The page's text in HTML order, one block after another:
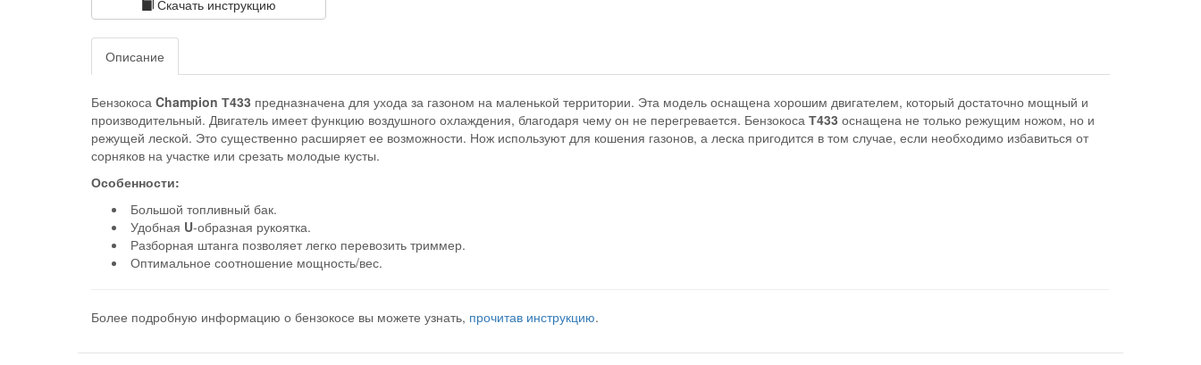
Скачать инструкцию
Описание
Бензокоса Champion Т433 предназначена для ухода за газоном на маленькой территории. Эта модель оснащена хорошим двигателем, который достаточно мощный и
производительный. Двигатель имеет функцию воздушного охлаждения, благодаря чему он не перегревается. Бензокоса Т433 оснащена не только режущим ножом, но и
режущей леской. Это существенно расширяет ее возможности. Нож используют для кошения газонов, а леска пригодится в том случае, если необходимо избавиться от
сорняков на участке или срезать молодые кусты.
Особенности:
Большой топливный бак.
Удобная U-образная рукоятка.
Разборная штанга позволяет легко перевозить триммер.
Оптимальное соотношение мощность/вес.
Более подробную информацию о бензокосе вы можете узнать, прочитав инструкцию.